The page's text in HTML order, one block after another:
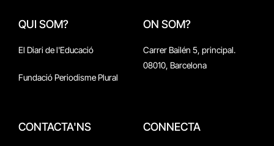
QUI SOM?
El Diari de l'Educació
Fundació Periodisme Plural
ON SOM?
Carrer Bailén 5, principal.
08010, Barcelona
CONTACTA'NS CONNECTA